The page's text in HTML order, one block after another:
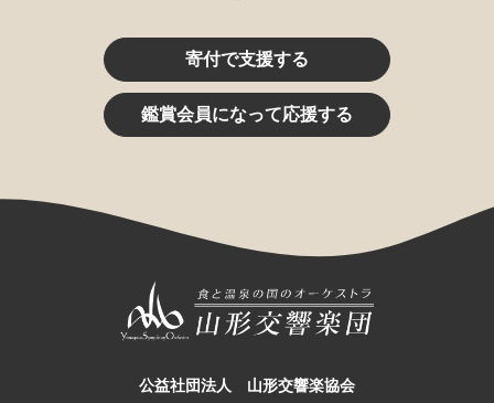
寄付で支援する
鑑賞会員になって応援する
公益社団法人 山形交響楽協会